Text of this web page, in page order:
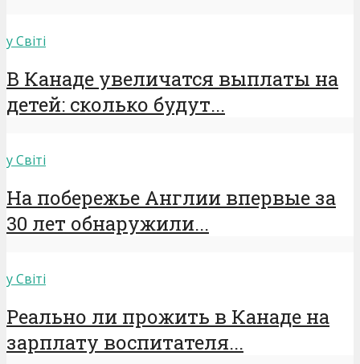
у Світі
В Канаде увеличатся выплаты на
детей: сколько будут...
у Світі
На побережье Англии впервые за
30 лет обнаружили...
у Світі
Реально ли прожить в Канаде на
зарплату воспитателя...